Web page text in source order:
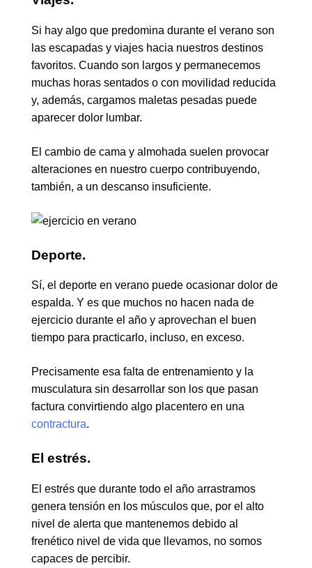
Si hay algo que predomina durante el verano son
las escapadas y viajes hacia nuestros destinos
favoritos. Cuando son largos y permanecemos
muchas horas sentados o con movilidad reducida
y, además, cargamos maletas pesadas puede
aparecer dolor lumbar.
El cambio de cama y almohada suelen provocar
alteraciones en nuestro cuerpo contribuyendo,
también, a un descanso insuficiente.
Deporte.
Sí, el deporte en verano puede ocasionar dolor de
espalda. Y es que muchos no hacen nada de
ejercicio durante el año y aprovechan el buen
tiempo para practicarlo, incluso, en exceso.
Precisamente esa falta de entrenamiento y la
musculatura sin desarrollar son los que pasan
factura convirtiendo algo placentero en una
contractura.
El estrés.
El estrés que durante todo el año arrastramos
genera tensión en los músculos que, por el alto
nivel de alerta que mantenemos debido al
frenético nivel de vida que llevamos, no somos
capaces de percibir.